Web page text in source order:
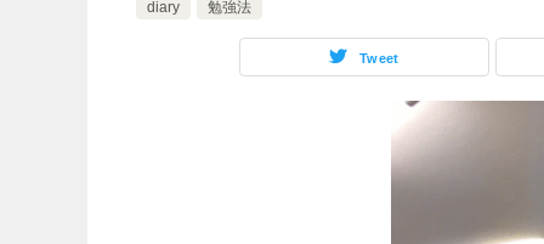
diary 勉強法
Tweet